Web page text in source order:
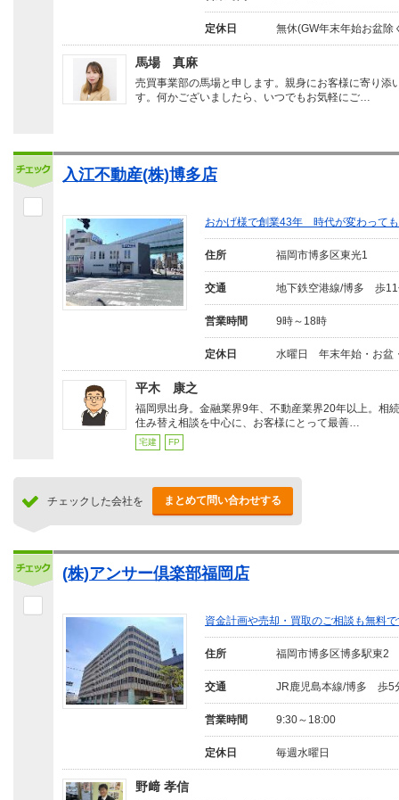
定休日 無休(GW年末年始お盆除
馬場 真麻
売買事業部の馬場と申します。親身にお客様に寄り添
す。何かございましたら、いつでもお気軽にご…
入江不動産(株)博多店
おかげ様で創業43年 時代が変わって
住所 福岡市博多区東光1
交通 地下鉄空港線/博多 歩
営業時間 9時～18時
定休日 水曜日 年末年始・お盆
平木 康之
福岡県出身。金融業界9年、不動産業界20年以上。相
住み替え相談を中心に、お客様にとって最善…
宅建 FP
チェックした会社を まとめて問い合わせする
(株)アンサー倶楽部福岡店
資金計画や売却・買取のご相談も無料
住所 福岡市博多区博多駅東2
交通 JR鹿児島本線/博多 歩5
営業時間 9:30～18:00
定休日 毎週水曜日
野﨑 孝信